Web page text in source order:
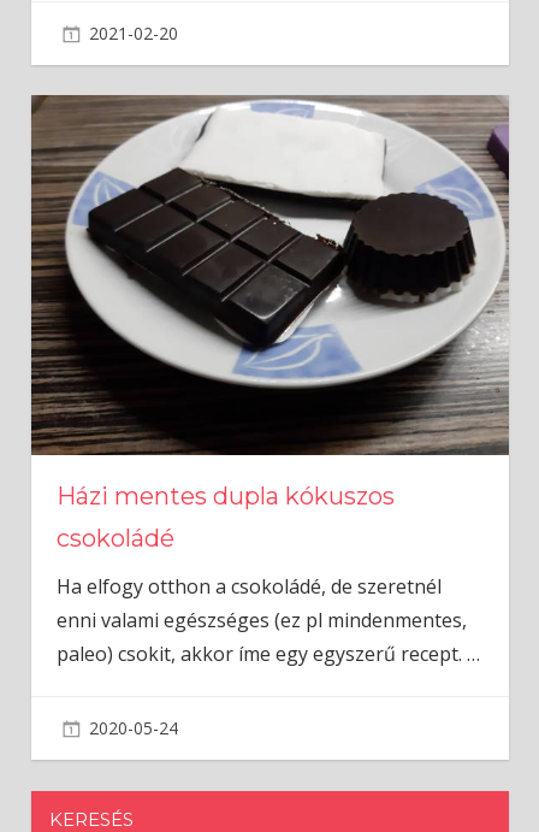
2021-02-20
Házi mentes dupla kókuszos
csokoládé
Ha elfogy otthon a csokoládé, de szeretnél
enni valami egészséges (ez pl mindenmentes,
paleo) csokit, akkor íme egy egyszerű recept. …
2020-05-24
KERESÉS